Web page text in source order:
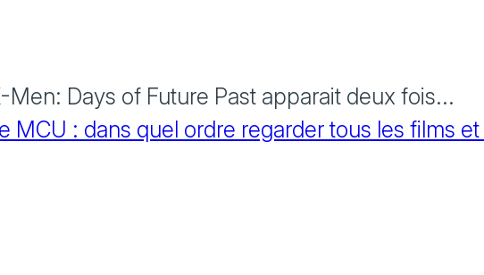
Men: Days of Future Past apparait deux fois...
MCU : dans quel ordre regarder tous les films